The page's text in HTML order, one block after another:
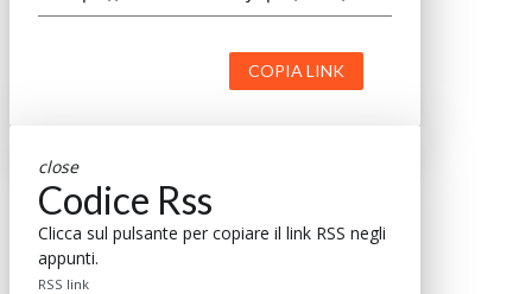
COPIA LINK
close
Codice Rss
Clicca sul pulsante per copiare il link RSS negli
appunti.
RSS link